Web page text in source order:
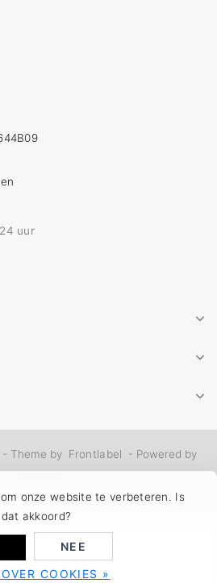
onze website te verbeteren. Is
dat akkoord?
NEE
COOKIES »
uur
Theme by Frontlabel
- Powered by